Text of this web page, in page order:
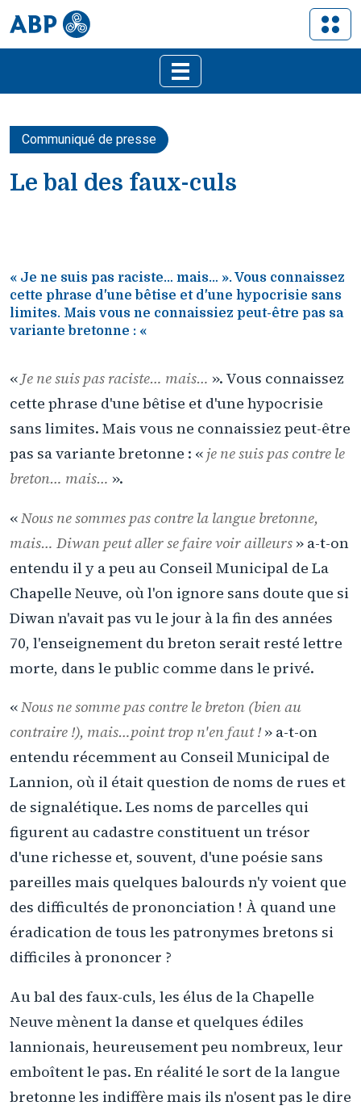
Communiqué de presse
Le bal des faux-culs
« Je ne suis pas raciste… mais… ». Vous connaissez
cette phrase d'une bêtise et d'une hypocrisie sans
limites. Mais vous ne connaissiez peut-être pas sa
variante bretonne : «
«Je ne suis pas raciste… mais… ». Vous connaissez
cette phrase d'une bêtise et d'une hypocrisie
sans limites. Mais vous ne connaissiez peut-être
pas sa variante bretonne : « je ne suis pas contre le
breton… mais… ».
«Nous ne sommes pas contre la langue bretonne,
mais… Diwan peut aller se faire voir ailleurs » a-t-on
entendu il y a peu au Conseil Municipal de La
Chapelle Neuve, où l'on ignore sans doute que si
Diwan n'avait pas vu le jour à la fin des années
70, l'enseignement du breton serait resté lettre
morte, dans le public comme dans le privé.
«Nous ne somme pas contre le breton (bien au
contraire !), mais…point trop n'en faut ! » a-t-on
entendu récemment au Conseil Municipal de
Lannion, où il était question de noms de rues et
de signalétique. Les noms de parcelles qui
figurent au cadastre constituent un trésor
d'une richesse et, souvent, d'une poésie sans
pareilles mais quelques balourds n'y voient que
des difficultés de prononciation ! À quand une
éradication de tous les patronymes bretons si
difficiles à prononcer ?
Au bal des faux-culs, les élus de la Chapelle
Neuve mènent la danse et quelques édiles
lannionais, heureusement peu nombreux, leur
emboîtent le pas. En réalité le sort de la langue
bretonne les indiffère mais ils n'osent pas le dire